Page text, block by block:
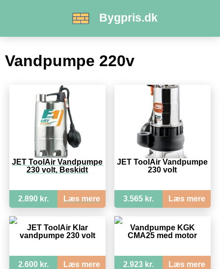
Bygpris.dk
Vandpumpe 220v
JET ToolAir Vandpumpe
230 volt, Beskidt
2.890 kr. Læs mere
JET ToolAir Vandpumpe
230 volt
3.565 kr. Læs mere
JET ToolAir Klar
vandpumpe 230 volt
2.600 kr. Læs mere
Vandpumpe KGK
CMA25 med motor
2.923 kr. Læs mere